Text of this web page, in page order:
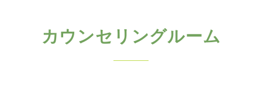
カウンセリングルーム